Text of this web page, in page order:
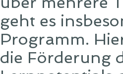
geht es
Programm.
die Förderung